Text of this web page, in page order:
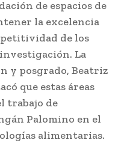
de espacios de
la excelencia
de los
La
y posgrado, Beatriz
que estas áreas
trabajo de
Palomino en el
alimentarias.